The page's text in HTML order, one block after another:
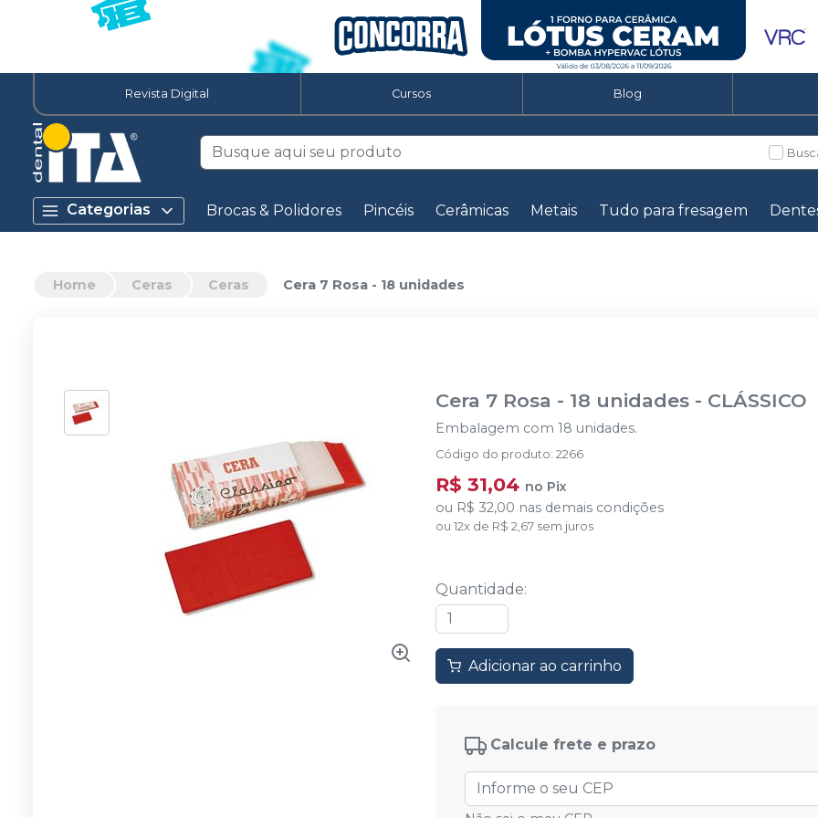
Revista Digital Cursos Blog
Categorias Brocas & Polidores Pincéis Cerâmicas Metais Tudo para fresagem
Home Ceras Ceras Cera 7 Rosa - 18 unidades
Cera 7 Rosa - 18 unidades - CLÁSSICO
Embalagem com 18 unidades.
Código do produto:2266
R$ 31,04 no Pix
ou R$ 32,00 nas demais condições
ou 12x de R$ 2,67 sem juros
Quantidade:
Adicionar ao carrinho
Calcule frete e prazo